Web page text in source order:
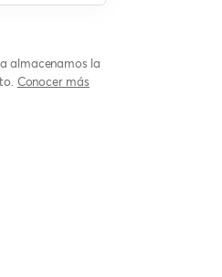
almacenamos la
Conocer más